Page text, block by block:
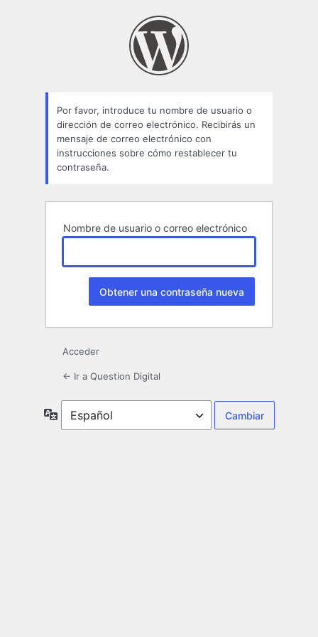
Por favor, introduce tu nombre de usuario o
dirección de correo electrónico. Recibirás un
mensaje de correo electrónico con
instrucciones sobre cómo restablecer tu
contraseña.
Nombre de usuario o correo electrónico
Acceder
← Ir a Question Digital
Idioma